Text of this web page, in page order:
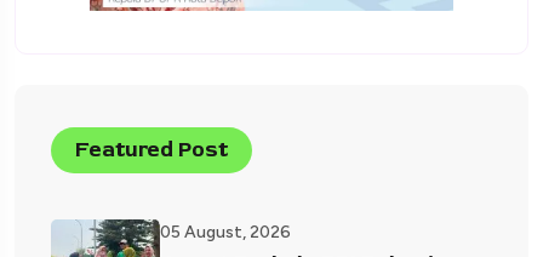
Featured Post
05 August, 2026